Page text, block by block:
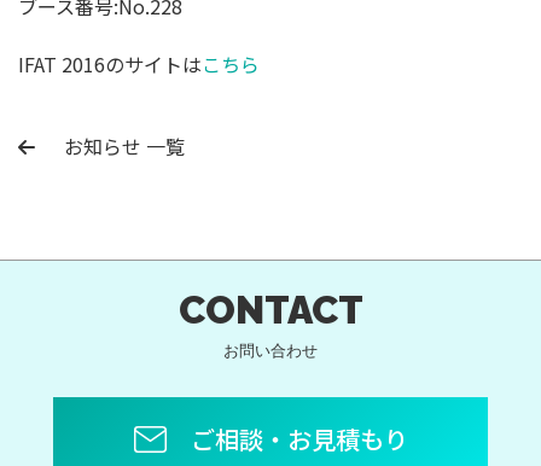
ブース番号:No.228
IFAT 2016のサイトはこちら
お知らせ 一覧
CONTACT
お問い合わせ
ご相談・お見積もり